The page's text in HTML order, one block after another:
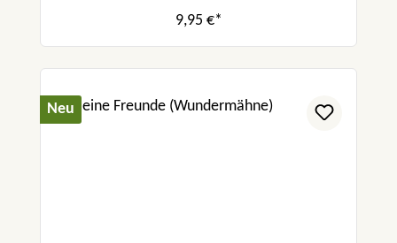
Wald
9,95 €*
Neu